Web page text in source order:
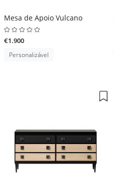
Mesa de Apoio Vulcano
€1.900
Personalizável